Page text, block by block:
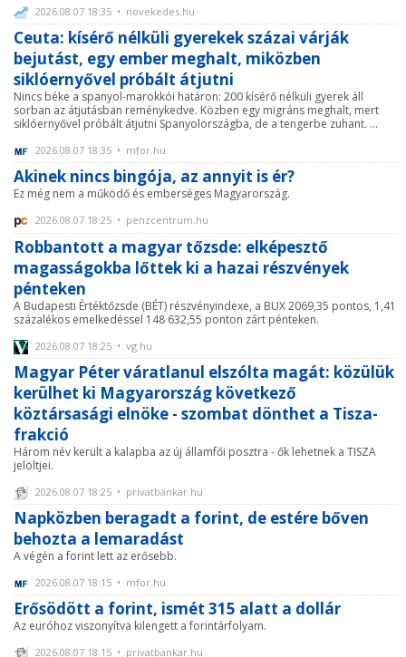
2026.08.07 18:35 • novekedes.hu
Ceuta: kísérő nélküli gyerekek százai várják
bejutást, egy ember meghalt, miközben
siklóernyővel próbált átjutni
Nincs béke a spanyol-marokkói határon: 200 kísérő nélküli gyerek áll
sorban az átjutásban reménykedve. Közben egy migráns meghalt, mert
siklóernyővel próbált átjutni Spanyolországba, de a tengerbe zuhant. ...
2026.08.07 18:35 • mfor.hu
Akinek nincs bingója, az annyit is ér?
Ez még nem a működő és emberséges Magyarország.
2026.08.07 18:25 • penzcentrum.hu
Robbantott a magyar tőzsde: elképesztő
magasságokba lőttek ki a hazai részvények
pénteken
A Budapesti Értéktőzsde (BÉT) részvényindexe, a BUX 2069,35 pontos, 1,41
százalékos emelkedéssel 148 632,55 ponton zárt pénteken.
2026.08.07 18:25 • vg.hu
Magyar Péter váratlanul elszólta magát: közülük
kerülhet ki Magyarország következő
köztársasági elnöke - szombat dönthet a Tisza-
frakció
Három név került a kalapba az új államfői posztra - ők lehetnek a TISZA
jelöltjei.
2026.08.07 18:25 • privatbankar.hu
Napközben beragadt a forint, de estére bőven
behozta a lemaradást
A végén a forint lett az erősebb.
2026.08.07 18:15 • mfor.hu
Erősödött a forint, ismét 315 alatt a dollár
Az euróhoz viszonyítva kilengett a forintárfolyam.
2026.08.07 18:15 • privatbankar.hu